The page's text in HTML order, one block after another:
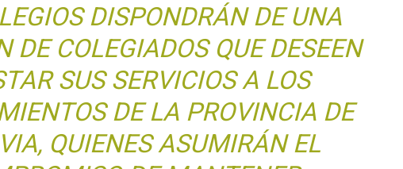
DISPONDRÁN DE UNA
DE COLEGIADOS QUE DESEEN
SUS SERVICIOS A LOS
DE LA PROVINCIA DE
QUIENES ASUMIRÁN EL